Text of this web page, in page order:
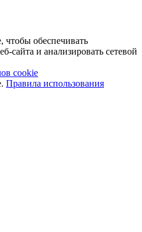
обеспечивать
сайта и анализировать сетевой
cookie
Правила использования